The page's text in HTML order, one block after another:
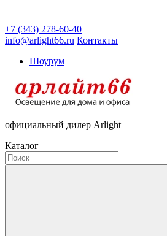
+7 (343) 278-60-40
info@arlight66.ru Контакты
Шоурум
официальный дилер Arlight
Каталог